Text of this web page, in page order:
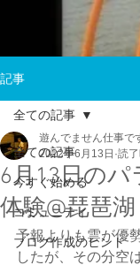
記事
全ての記事
今すぐ始める
コミュニティ
ブログ作成のヒント
全ての記事
6月13日の
体験@琵琶湖
遊んでません仕事で
2022年6月13日 読
予報よりも雲が優
したが、その分空